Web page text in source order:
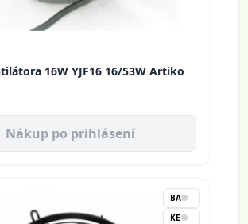
16W YJF16 16/53W Artiko
Nákup po prihlásení
BA
KE